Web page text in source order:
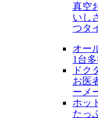
真空
いし
つタ
オー
1台
ドク
お医
ーメ
ホッ
たっ